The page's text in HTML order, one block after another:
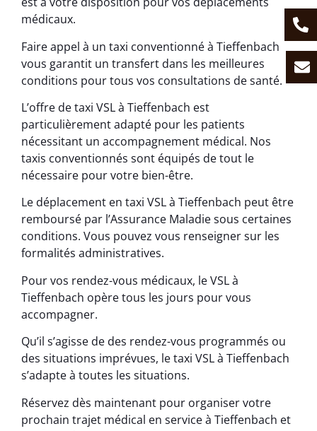
médicaux.
Faire appel à un taxi conventionné à Tieffenbach
vous garantit un transfert dans les meilleures
conditions pour tous vos consultations de santé.
L’offre de taxi VSL à Tieffenbach est
particulièrement adapté pour les patients
nécessitant un accompagnement médical. Nos
taxis conventionnés sont équipés de tout le
nécessaire pour votre bien-être.
Le déplacement en taxi VSL à Tieffenbach peut être
remboursé par l’Assurance Maladie sous certaines
conditions. Vous pouvez vous renseigner sur les
formalités administratives.
Pour vos rendez-vous médicaux, le VSL à
Tieffenbach opère tous les jours pour vous
accompagner.
Qu’il s’agisse de des rendez-vous programmés ou
des situations imprévues, le taxi VSL à Tieffenbach
s’adapte à toutes les situations.
Réservez dès maintenant pour organiser votre
prochain trajet médical en service à Tieffenbach et